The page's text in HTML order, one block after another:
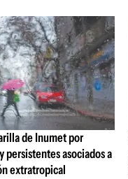
de Inumet por
persistentes asociados a
extratropical